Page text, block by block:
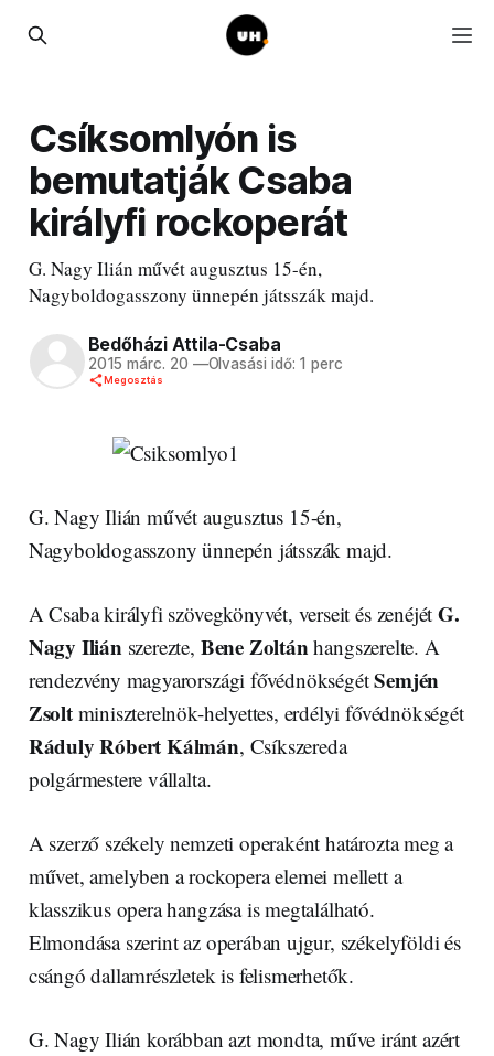
Csíksomlyón is
bemutatják Csaba
királyfi rockoperát
G. Nagy Ilián művét augusztus 15-én,
Nagyboldogasszony ünnepén játsszák majd.
Bedőházi Attila-Csaba
2015 márc. 20 —Olvasási idő: 1 perc
Megosztás
G. Nagy Ilián művét augusztus 15-én,
Nagyboldogasszony ünnepén játsszák majd.
A Csaba királyfi szövegkönyvét, verseit és zenéjétG.
Nagy Ilián szerezte, Bene Zoltánhangszerelte. A
rendezvény magyarországi fővédnökségétSemjén
Zsoltminiszterelnök-helyettes, erdélyi fővédnökségét
Ráduly Róbert Kálmán, Csíkszereda
polgármestere vállalta.
A szerző székely nemzeti operaként határozta meg a
művet, amelyben a rockopera elemei mellett a
klasszikus opera hangzása is megtalálható.
Elmondása szerint az operában ujgur, székelyföldi és
csángó dallamrészletek is felismerhetők.
G. Nagy Ilián korábban azt mondta, műve iránt azért